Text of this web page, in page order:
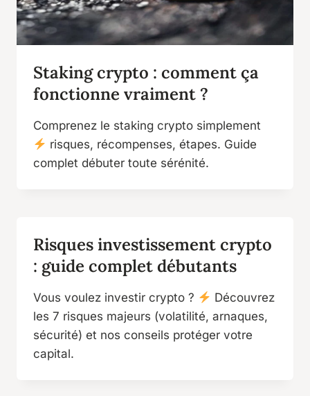
Staking crypto : comment ça
fonctionne vraiment ?
Comprenez le staking crypto simplement
risques, récompenses, étapes. Guide
complet débuter toute sérénité.
Risques investissement crypto
: guide complet débutants
Vous voulez investir crypto ?
Découvrez
les 7 risques majeurs (volatilité, arnaques,
sécurité) et nos conseils protéger votre
capital.